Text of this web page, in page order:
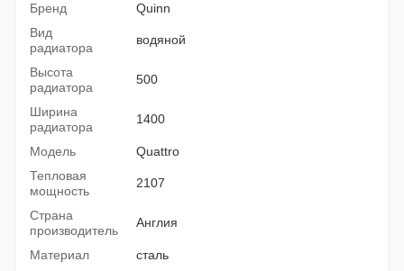
Бренд
Quinn
Вид
радиатора
водяной
Высота
радиатора
500
Ширина
радиатора
1400
Модель
Quattro
Тепловая
мощность
2107
Страна
производитель
Англия
Материал
сталь